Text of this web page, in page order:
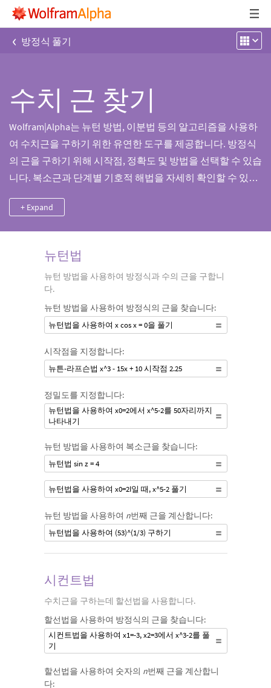
‹ 방정식 풀기
수치 근 찾기
Wolfram|Alpha는 뉴턴 방법, 이분법 등의 알고리즘을 사용하
여 수치근을 구하기 위한 유연한 도구를 제공합니다. 방정식
의 근을 구하기 위해 시작점, 정확도 및 방법을 선택할 수 있습
니다. 복소근과 단계별 기호적 해법을 자세히 확인할 수 있습
+ Expand
뉴턴법
뉴턴 방법을 사용하여 방정식과 수의 근을 구합니
다.
뉴턴 방법을 사용하여 방정식의 근을 찾습니다:
뉴턴법을 사용하여 x cos x = 0을 풀기
시작점을 지정합니다:
뉴튼-라프슨법 x^3 - 15x + 10 시작점 2.25
정밀도를 지정합니다:
뉴턴법을 사용하여 x0=2에서 x^5-2를 50자리까지
나타내기
뉴턴 방법을 사용하여 복소근을 찾습니다:
뉴턴법 sin z = 4
뉴턴법을 사용하여 x0=2I일 때, x^5-2 풀기
뉴턴 방법을 사용하여 n번째 근을 계산합니다:
뉴턴법을 사용하여 (53)^(1/3) 구하기
시컨트법
수치근을 구하는데 할선법을 사용합니다.
할선법을 사용하여 방정식의 근을 찾습니다:
시컨트법을 사용하여 x1=-3, x2=3에서 x^3-2를 풀
기
할선법을 사용하여 숫자의 n번째 근을 계산합니
다: